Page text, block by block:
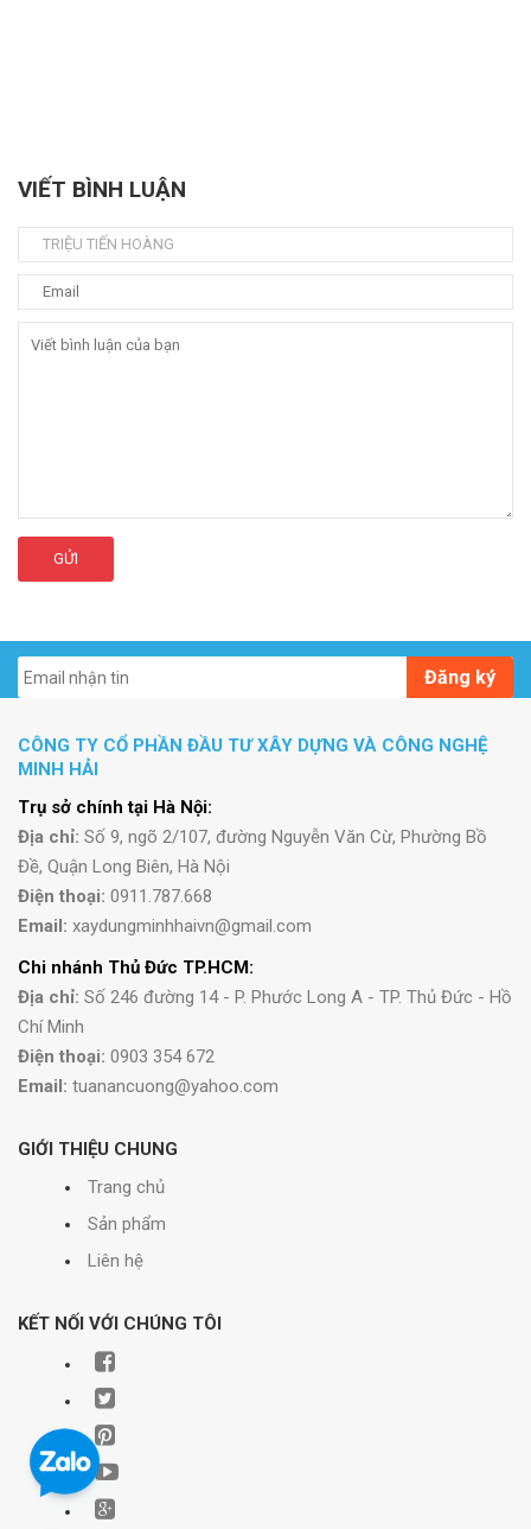
VIẾT BÌNH LUẬN
GỬI
Đăng ký
CÔNG TY CỔ PHẦN ĐẦU TƯ XÂY DỰNG VÀ CÔNG NGHỆ
MINH HẢI
Trụ sở chính tại Hà Nội:
Địa chỉ: Số 9, ngõ 2/107, đường Nguyễn Văn Cừ, Phường Bồ
Đề, Quận Long Biên, Hà Nội
Điện thoại: 0911.787.668
Email: xaydungminhhaivn@gmail.com
Chi nhánh Thủ Đức TP.HCM:
Địa chỉ: Số 246 đường 14 - P. Phước Long A - TP. Thủ Đức - Hồ
Chí Minh
Điện thoại: 0903 354 672
Email: tuanancuong@yahoo.com
GIỚI THIỆU CHUNG
Trang chủ
Sản phẩm
Liên hệ
KẾT NỐI VỚI CHÚNG TÔI